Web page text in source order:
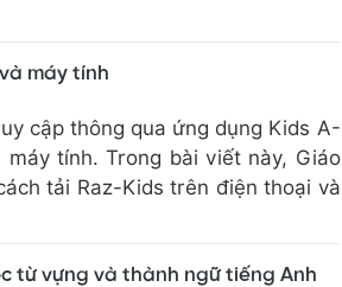
máy tính
cập thông qua ứng dụng Kids A-
tính. Trong bài viết này, Giáo
tải Raz-Kids trên điện thoại và
từ vựng và thành ngữ tiếng Anh